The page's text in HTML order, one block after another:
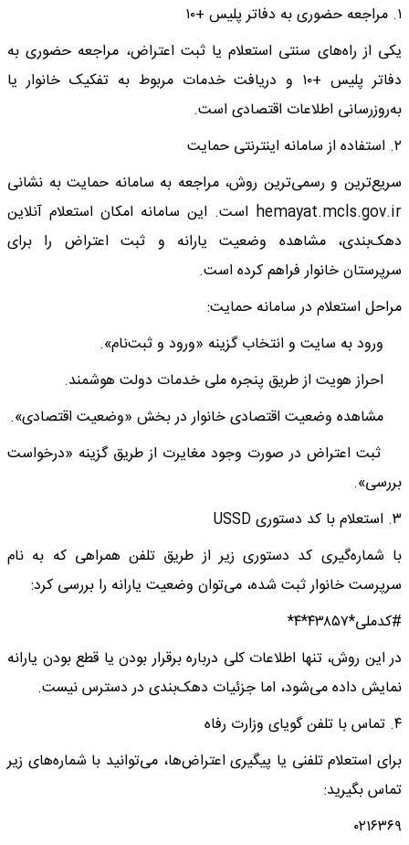
۱. مراجعه حضوری به دفاتر پلیس +۱۰
یکی از راه‌های سنتی استعلام یا ثبت اعتراض، مراجعه حضوری به
دفاتر پلیس +۱۰ و دریافت خدمات مربوط به تفکیک خانوار یا
به‌روزرسانی اطلاعات اقتصادی است.
۲. استفاده از سامانه اینترنتی حمایت
سریع‌ترین و رسمی‌ترین روش، مراجعه به سامانه حمایت به نشانی
hemayat.mcls.gov.ir است. این سامانه امکان استعلام آنلاین
دهک‌بندی، مشاهده وضعیت یارانه و ثبت اعتراض را برای
سرپرستان خانوار فراهم کرده است.
مراحل استعلام در سامانه حمایت:
ورود به سایت و انتخاب گزینه «ورود و ثبت‌نام».
احراز هویت از طریق پنجره ملی خدمات دولت هوشمند.
مشاهده وضعیت اقتصادی خانوار در بخش «وضعیت اقتصادی».
ثبت اعتراض در صورت وجود مغایرت از طریق گزینه «درخواست
بررسی».
۳. استعلام با کد دستوری USSD
با شماره‌گیری کد دستوری زیر از طریق تلفن همراهی که به نام
سرپرست خانوار ثبت شده، می‌توان وضعیت یارانه را بررسی کرد:
#کدملی*۴۳۸۵۷*۴*
در این روش، تنها اطلاعات کلی درباره برقرار بودن یا قطع بودن یارانه
نمایش داده می‌شود، اما جزئیات دهک‌بندی در دسترس نیست.
۴. تماس با تلفن گویای وزارت رفاه
برای استعلام تلفنی یا پیگیری اعتراض‌ها، می‌توانید با شماره‌های زیر
تماس بگیرید:
۰۲۱۶۳۶۹